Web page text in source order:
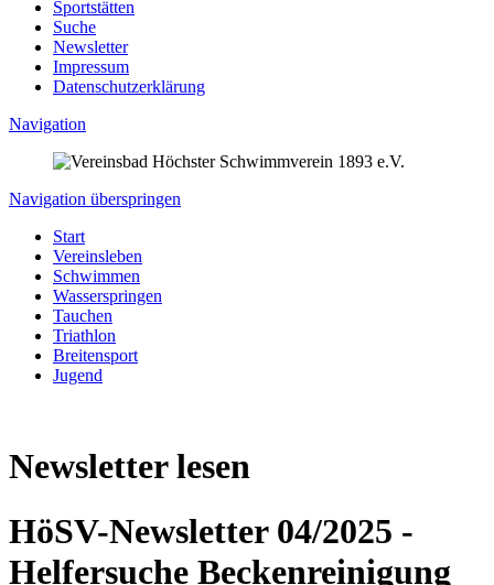
Sportstätten
Suche
Newsletter
Impressum
Datenschutzerklärung
Navigation
Navigation überspringen
Start
Vereinsleben
Schwimmen
Wasserspringen
Tauchen
Triathlon
Breitensport
Jugend
Newsletter lesen
HöSV-Newsletter 04/2025 -
Helfersuche Beckenreinigung